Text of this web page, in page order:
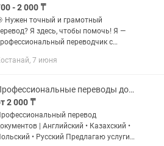
- 2 000 ₸
Нужен точный и грамотный
Я здесь, чтобы помочь! Я —
переводчик с
на английский 🔹 с
7 июня
Профессиональные переводы документов Английский Казахский Русский
2 000 ₸
перевод
| Английский • Казахский •
• Русский Предлагаю услуги